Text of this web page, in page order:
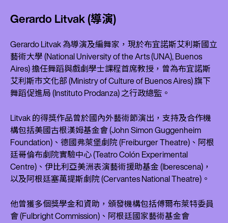
Gerardo Litvak (導演)
Gerardo Litvak 為導演及編舞家，現於布宜諾斯艾利斯國立
藝術大學 (National University of the Arts (UNA), Buenos
Aires) 擔任舞蹈與戲劇學士課程首席教授，曾為布宜諾斯
艾利斯市文化部 (Ministry of Culture of Buenos Aires) 旗下
舞蹈促進局 (Instituto Prodanza) 之行政總監。
Litvak 的得獎作品曾於國內外藝術節演出，支持及合作機
構包括美國古根漢姆基金會 (John Simon Guggenheim
Foundation)、德國弗萊堡劇院 (Freiburger Theatre)、阿根
廷哥倫布劇院實驗中心 (Teatro Colón Experimental
Centre)、伊比利亞美洲表演藝術援助基金 (Iberescena)，
以及阿根廷塞萬提斯劇院 (Cervantes National Theatre)。
他曾獲多個獎學金和資助，頒發機構包括傅爾布萊特委員
會 (Fulbright Commission)、阿根廷國家藝術基金會